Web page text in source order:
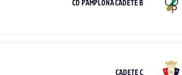
CD PAMPLONA CADETE B
CADETE C